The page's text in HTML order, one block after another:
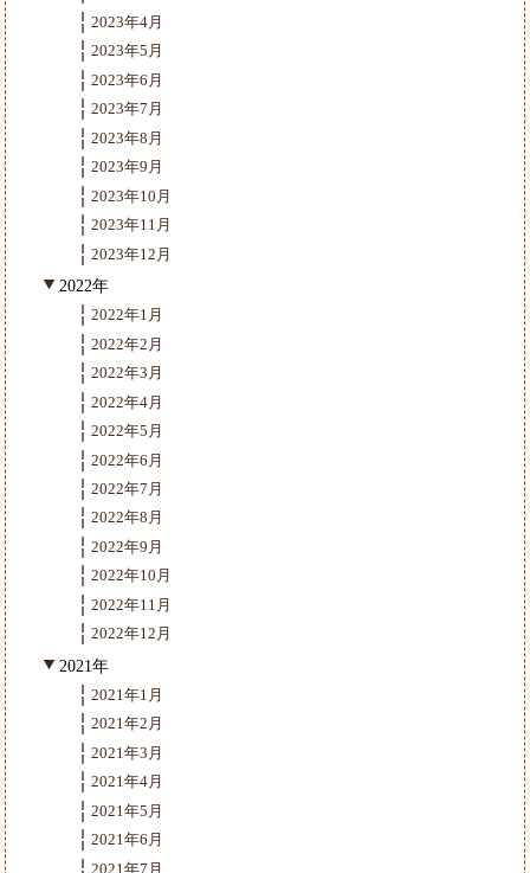
2023年4月
2023年5月
2023年6月
2023年7月
2023年8月
2023年9月
2023年10月
2023年11月
2023年12月
2022年
2022年1月
2022年2月
2022年3月
2022年4月
2022年5月
2022年6月
2022年7月
2022年8月
2022年9月
2022年10月
2022年11月
2022年12月
2021年
2021年1月
2021年2月
2021年3月
2021年4月
2021年5月
2021年6月
2021年7月